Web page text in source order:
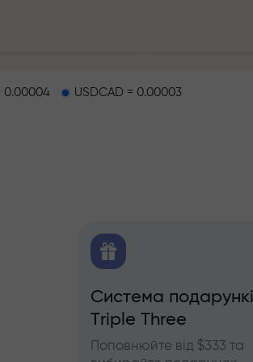
0.00004 USDCAD = 0.00003
Система
Triple Three
Поповнюйте від $333 та